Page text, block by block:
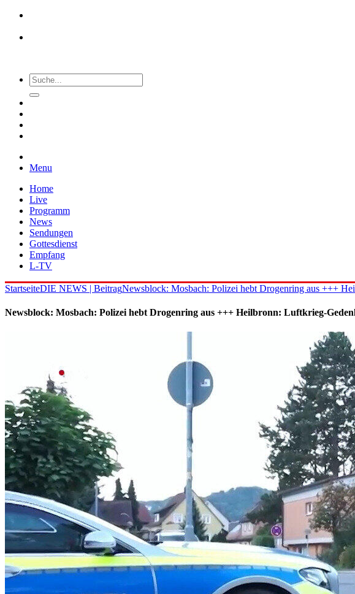
Menu
Home
Live
Programm
News
Sendungen
Gottesdienst
Empfang
L-TV
StartseiteDIE NEWS | BeitragNewsblock: Mosbach: Polizei hebt Drogenring aus +++
Newsblock: Mosbach: Polizei hebt Drogenring aus +++ Heilbronn: Luftkrieg-